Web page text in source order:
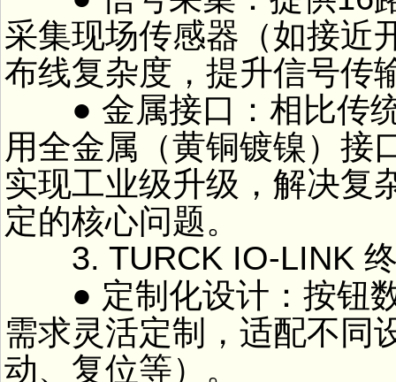
采集现场传感器（如接近
布线复杂度，提升信号传
● 金属接口：相比传统
用全金属（黄铜镀镍）接
实现工业级升级，解决复
定的核心问题。
3. TURCK IO-LINK 终
● 定制化设计：按钮数
需求灵活定制，适配不同
动、复位等）。